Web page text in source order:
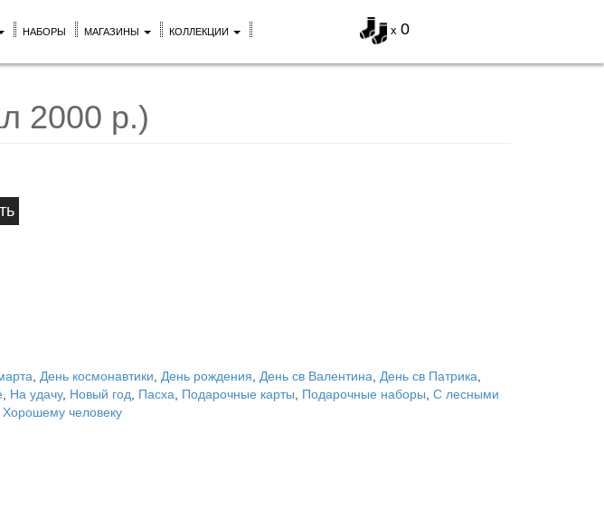
x 0
НАБОРЫ МАГАЗИНЫ КОЛЛЕКЦИИ
2000 р.)
День космонавтики День рождения День св Валентина День св Патрика
На удачу, Новый год Пасха Подарочные карты Подарочные наборы С лесными
Хорошему человеку